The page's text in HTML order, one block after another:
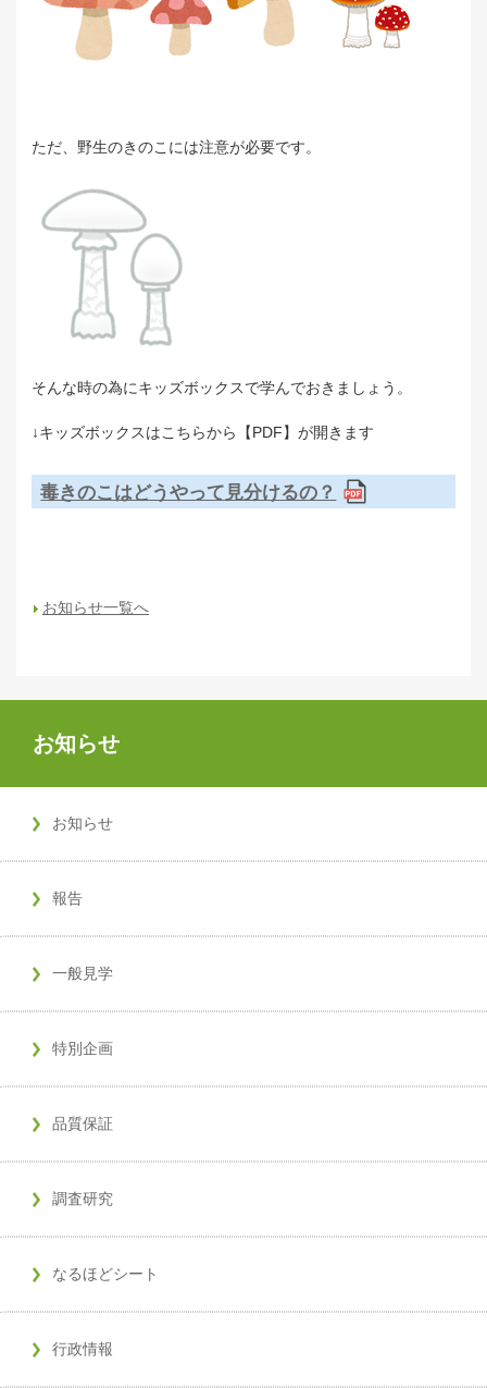
ただ、野生のきのこには注意が必要です。
そんな時の為にキッズボックスで学んでおきましょう。
↓キッズボックスはこちらから【PDF】が開きます
毒きのこはどうやって見分けるの？
お知らせ一覧へ
お知らせ
お知らせ
報告
一般見学
特別企画
品質保証
調査研究
なるほどシート
行政情報